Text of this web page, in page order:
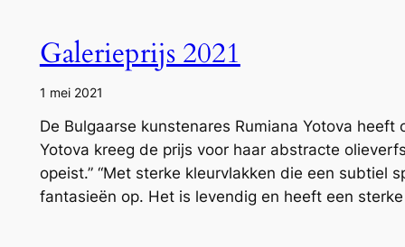
Galerieprijs 2021
1 mei 2021
De Bulgaarse kunstenares Rumiana Yotova
Yotova kreeg de prijs voor haar abstracte
opeist.” “Met sterke kleurvlakken die een subtiel
fantasieën op. Het is levendig en heeft een